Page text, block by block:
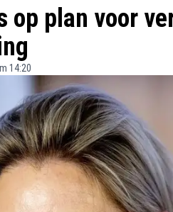
op plan voor
14:20